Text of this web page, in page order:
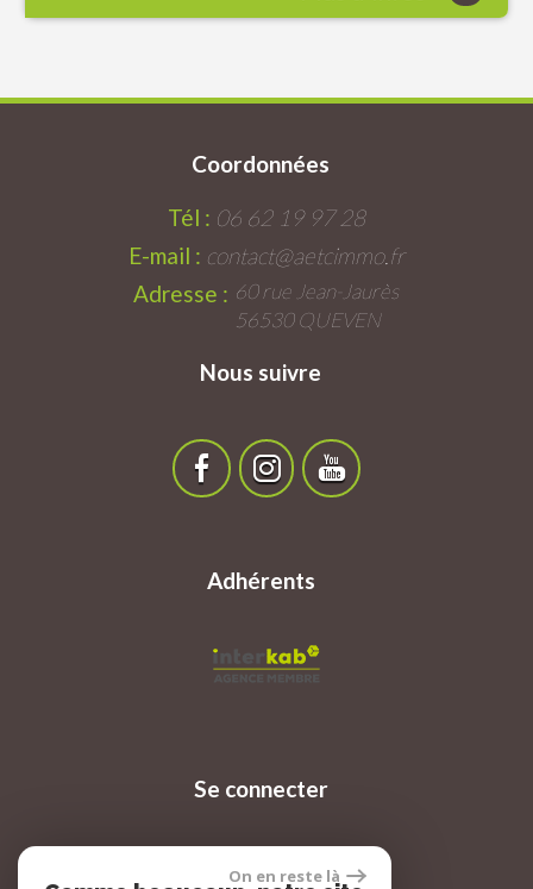
Coordonnées
Tél : 06 62 19 97 28
E-mail : contact@aetcimmo.fr
Adresse : 60 rue Jean-Jaurès
56530 QUEVEN
Nous suivre
Adhérents
Se connecter
Espace propriétaire
On en reste là